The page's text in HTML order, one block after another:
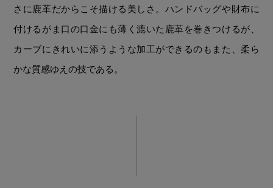
さに鹿革だからこそ描ける美しさ。ハンドバッグや財布に
付けるがま口の口金にも薄く漉いた鹿革を巻きつけるが、
カーブにきれいに添うような加工ができるのもまた、柔ら
かな質感ゆえの技である。